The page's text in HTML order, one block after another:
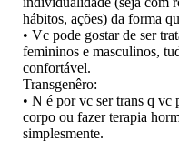
hábitos, ações) da forma
• Vc pode gostar de ser
femininos e masculinos,
confortável.
Transgenêro:
• N é por vc ser trans q vc
corpo ou fazer terapia
simplesmente.